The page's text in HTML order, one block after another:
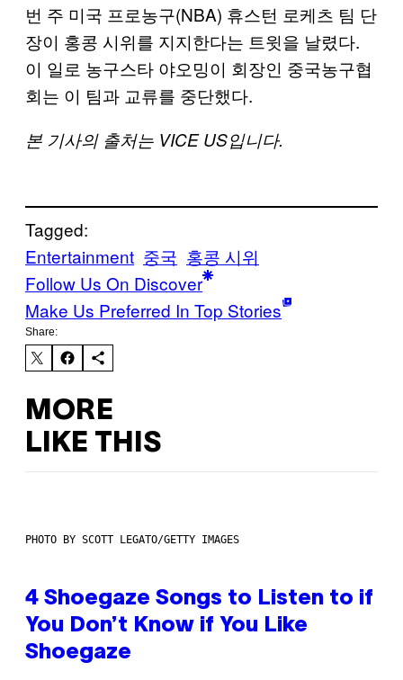
번 주 미국 프로농구(NBA) 휴스턴 로케츠 팀 단
장이 홍콩 시위를 지지한다는 트윗을 날렸다.
이 일로 농구스타 야오밍이 회장인 중국농구협
회는 이 팀과 교류를 중단했다.
본 기사의 출처는 VICE US입니다.
Tagged:
Entertainment 중국 홍콩 시위
Follow Us On Discover
Make Us Preferred In Top Stories
Share:
MORE
LIKE THIS
PHOTO BY SCOTT LEGATO/GETTY IMAGES
4 Shoegaze Songs to Listen to if
You Don’t Know if You Like
Shoegaze